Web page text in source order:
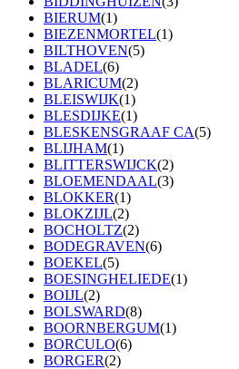
BIERUM(1)
BIEZENMORTEL(1)
BILTHOVEN(5)
BLADEL(6)
BLARICUM(2)
BLEISWIJK(1)
BLESDIJKE(1)
BLESKENSGRAAF CA(5)
BLIJHAM(1)
BLITTERSWIJCK(2)
BLOEMENDAAL(3)
BLOKKER(1)
BLOKZIJL(2)
BOCHOLTZ(2)
BODEGRAVEN(6)
BOEKEL(5)
BOESINGHELIEDE(1)
BOIJL(2)
BOLSWARD(8)
BOORNBERGUM(1)
BORCULO(6)
BORGER(2)